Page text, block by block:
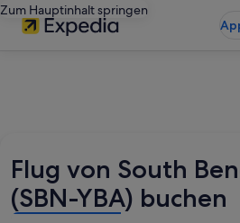
Zum Hauptinhalt springen
Flug von South
(SBN-YBA) buchen